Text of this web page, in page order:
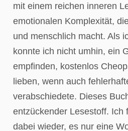
mit einem reichen inneren
emotionalen Komplexität,
und menschlich macht. Als
konnte ich nicht umhin, ein
empfinden, kostenlos
lieben, wenn auch
verabschiedete. Dieses
entzückender Lesestoff. Ich
dabei wieder, es nur eine